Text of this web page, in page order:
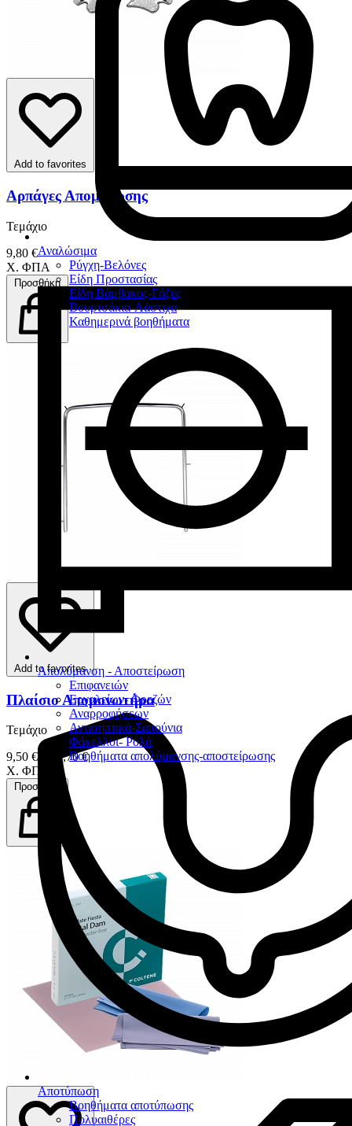
Αναλώσιμα
Ρύγχη-Βελόνες
Είδη Προστασίας
Είδη Βάμβακος-Γάζες
Βουρτσάκια-Λάστιχα
Καθημερινά βοηθήματα
Απολύμανση - Αποστείρωση
Επιφανειών
Εργαλείων- Φρεζών
Αναρροφήσεων
Αντισηπτικά-Σαπούνια
Φάκελλοι- Ρολά
Βοηθήματα απολύμανσης-αποστείρωσης
Αποτύπωση
Βοηθήματα αποτύπωσης
Πολυαιθέρες
Add to favorites
Αρπάγες Απομόνωσης
Τεμάχιο
9,80 €
Χ. ΦΠΑ
Προσθήκη
Add to favorites
Πλαίσιο Απομονωτήρα
Τεμάχιο
9,50 € – 18,70 €
Χ. ΦΠΑ
Προσθήκη